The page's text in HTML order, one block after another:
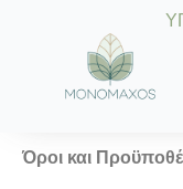
Όροι και